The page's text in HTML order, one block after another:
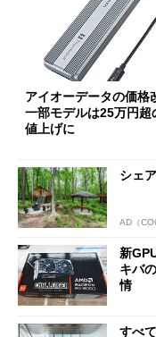
アイオーデータの価格
一部モデルは25万円超
値上げに
シェ
AD（
新
キバ
情
すべ